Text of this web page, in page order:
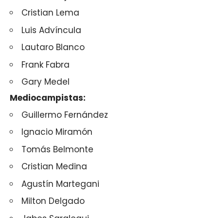
Cristian Lema
Luis Advíncula
Lautaro Blanco
Frank Fabra
Gary Medel
Mediocampistas:
Guillermo Fernández
Ignacio Miramón
Tomás Belmonte
Cristian Medina
Agustín Martegani
Milton Delgado